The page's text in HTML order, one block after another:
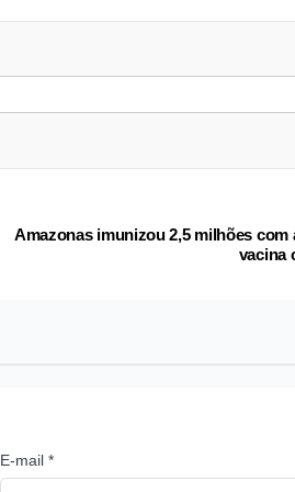
Amazonas imunizou 2,5 milhões com
vacina
E-mail *